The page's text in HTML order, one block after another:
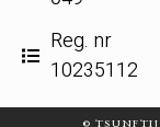
Reg. nr
10235112
©